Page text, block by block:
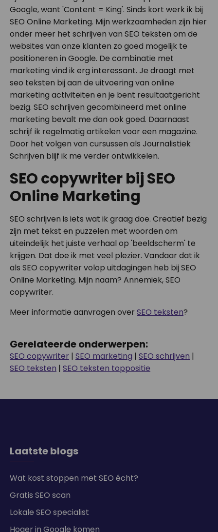
Google, want 'Content = King'. Sinds kort werk ik bij
SEO Online Marketing. Mijn werkzaamheden zijn hier
onder meer het schrijven van SEO teksten om de
websites van onze klanten zo goed mogelijk te
positioneren in Google. De combinatie met
marketing vind ik erg interessant. Je draagt met
seo teksten bij aan de uitvoering van online
marketing activiteiten en je bent resultaatgericht
bezig. SEO schrijven gecombineerd met online
marketing bevalt me dan ook goed. Daarnaast
schrijf ik regelmatig artikelen voor een magazine.
Door het volgen van cursussen als Journalistiek
Schrijven blijf ik me verder ontwikkelen.
SEO copywriter bij SEO
Online Marketing
SEO schrijven is iets wat ik graag doe. Creatief bezig
zijn met tekst en puzzelen met woorden om
uiteindelijk het juiste verhaal op 'beeldscherm' te
krijgen. Dat doe ik met veel plezier. Vandaar dat ik
als SEO copywriter volop uitdagingen heb bij SEO
Online Marketing. Mijn naam? Annemiek, SEO
copywriter.
Meer informatie aanvragen over SEO teksten?
Gerelateerde onderwerpen:
SEO copywriter | SEO marketing | SEO schrijven |
SEO teksten | SEO teksten toppositie
Laatste blogs
Wat kost stoppen met SEO écht?
Gratis SEO scan
Lokale SEO specialist
Hoger in Google komen